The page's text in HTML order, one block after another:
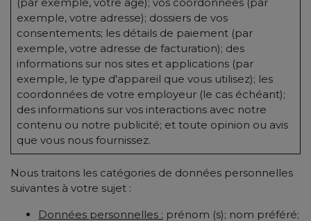
exemple, votre adresse); dossiers de vos
consentements; les détails de paiement (par
exemple, votre adresse de facturation); des
informations sur nos sites et applications (par
exemple, le type d'appareil que vous utilisez); les
coordonnées de votre employeur (le cas échéant);
des informations sur vos interactions avec notre
contenu ou notre publicité; et toute opinion ou avis
que vous nous fournissez.
Nous traitons les catégories de données personnelles
suivantes à votre sujet :
Données personnelles : prénom (s); nom préféré;